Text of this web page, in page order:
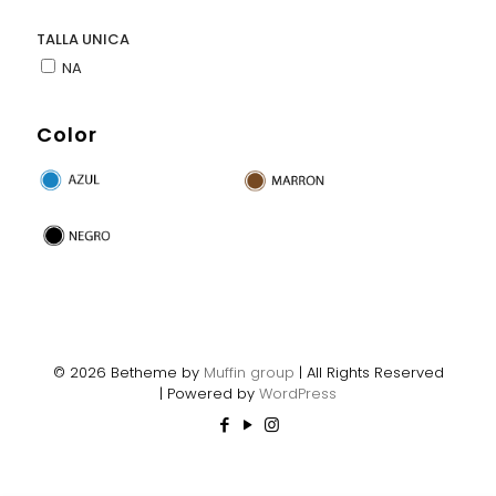
TALLA UNICA
NA
Color
© 2026 Betheme by Muffin group | All Rights Reserved
| Powered by WordPress